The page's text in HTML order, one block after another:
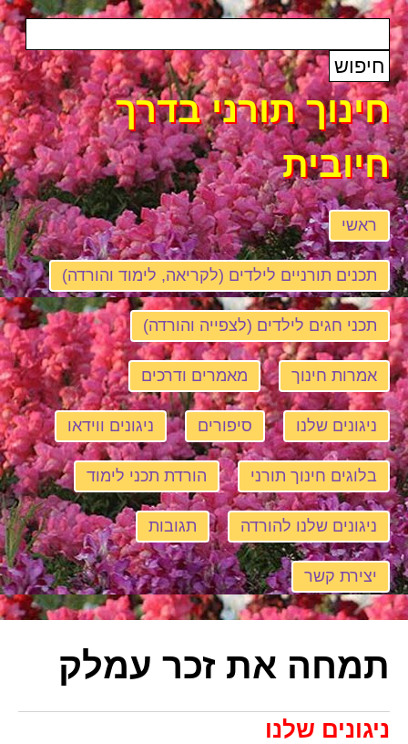
חינוך תורני בדרך
חיובית
ראשי
תכנים תורניים לילדים (לקריאה, לימוד והורדה)
תכני חגים לילדים (לצפייה והורדה)
אמרות חינוך מאמרים ודרכים
ניגונים שלנו סיפורים ניגונים ווידאו
בלוגים חינוך תורני הורדת תכני לימוד
ניגונים שלנו להורדה תגובות
יצירת קשר
תמחה את זכר עמלק
ניגונים שלנו